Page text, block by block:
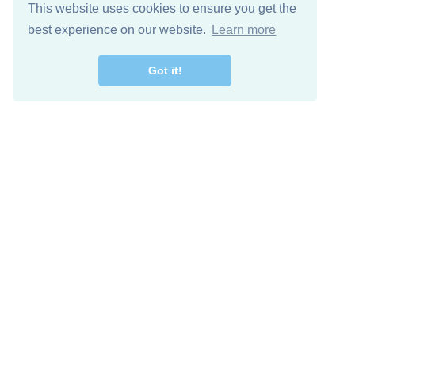
This website uses cookies to ensure you get the
best experience on our website.
Learn more
Got it!